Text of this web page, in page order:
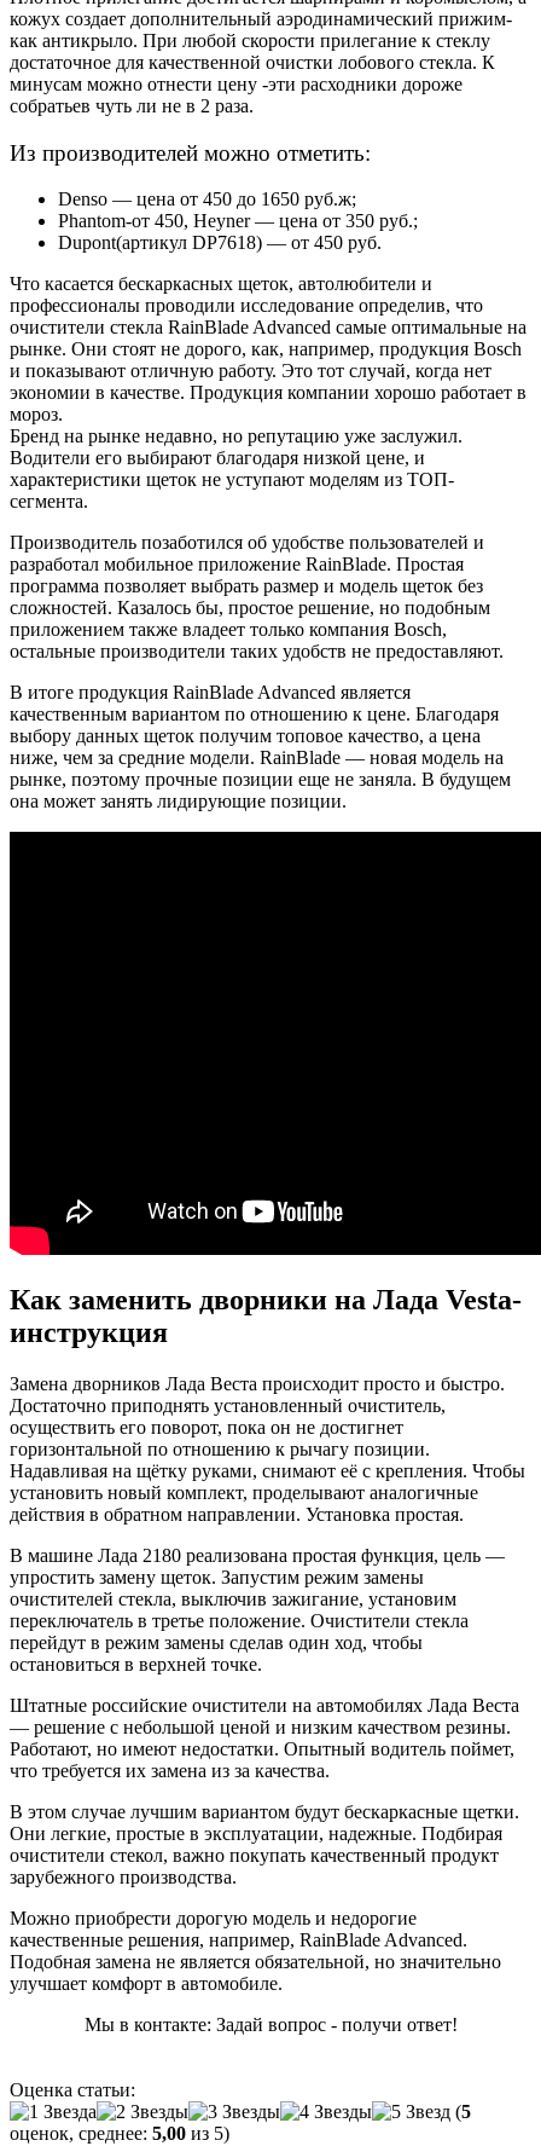
кожух создает дополнительный аэродинамический прижим-
как антикрыло. При любой скорости прилегание к стеклу
достаточное для качественной очистки лобового стекла. К
минусам можно отнести цену -эти расходники дороже
собратьев чуть ли не в 2 раза.
Из производителей можно отметить:
Denso — цена от 450 до 1650 руб.ж;
Phantom-от 450, Heyner — цена от 350 руб.;
Dupont(артикул DP7618) — от 450 руб.
Что касается бескаркасных щеток, автолюбители и
профессионалы проводили исследование определив, что
очистители стекла RainBlade Advanced самые оптимальные на
рынке. Они стоят не дорого, как, например, продукция Bosch
и показывают отличную работу. Это тот случай, когда нет
экономии в качестве. Продукция компании хорошо работает в
мороз.
Бренд на рынке недавно, но репутацию уже заслужил.
Водители его выбирают благодаря низкой цене, и
характеристики щеток не уступают моделям из ТОП-
сегмента.
Производитель позаботился об удобстве пользователей и
разработал мобильное приложение RainBlade. Простая
программа позволяет выбрать размер и модель щеток без
сложностей. Казалось бы, простое решение, но подобным
приложением также владеет только компания Bosch,
остальные производители таких удобств не предоставляют.
В итоге продукция RainBlade Advanced является
качественным вариантом по отношению к цене. Благодаря
выбору данных щеток получим топовое качество, а цена
ниже, чем за средние модели. RainBlade — новая модель на
рынке, поэтому прочные позиции еще не заняла. В будущем
она может занять лидирующие позиции.
Как заменить дворники на Лада Vesta-
инструкция
Замена дворников Лада Веста происходит просто и быстро.
Достаточно приподнять установленный очиститель,
осуществить его поворот, пока он не достигнет
горизонтальной по отношению к рычагу позиции.
Надавливая на щётку руками, снимают её с крепления. Чтобы
установить новый комплект, проделывают аналогичные
действия в обратном направлении. Установка простая.
В машине Лада 2180 реализована простая функция, цель —
упростить замену щеток. Запустим режим замены
очистителей стекла, выключив зажигание, установим
переключатель в третье положение. Очистители стекла
перейдут в режим замены сделав один ход, чтобы
остановиться в верхней точке.
Штатные российские очистители на автомобилях Лада Веста
— решение с небольшой ценой и низким качеством резины.
Работают, но имеют недостатки. Опытный водитель поймет,
что требуется их замена из за качества.
В этом случае лучшим вариантом будут бескаркасные щетки.
Они легкие, простые в эксплуатации, надежные. Подбирая
очистители стекол, важно покупать качественный продукт
зарубежного производства.
Можно приобрести дорогую модель и недорогие
качественные решения, например, RainBlade Advanced.
Подобная замена не является обязательной, но значительно
улучшает комфорт в автомобиле.
Мы в контакте: Задай вопрос - получи ответ!
Оценка статьи:
(5
оценок, среднее: 5,00 из 5)